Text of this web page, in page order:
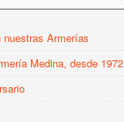
Armerías
Medina, desde 1972